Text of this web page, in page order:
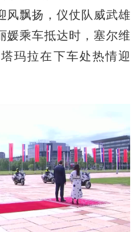
风飘扬，仪仗队威武雄
媛乘车抵达时，塞尔维
玛拉在下车处热情迎